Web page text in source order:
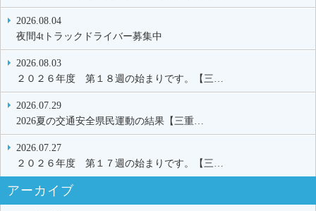
2026.08.04
夜間4tトラックドライバー募集中
2026.08.03
２０２６年度 第１８週の始まりです。【三…
2026.07.29
2026夏の交通安全県民運動の結果【三重…
2026.07.27
２０２６年度 第１７週の始まりです。【三…
アーカイブ